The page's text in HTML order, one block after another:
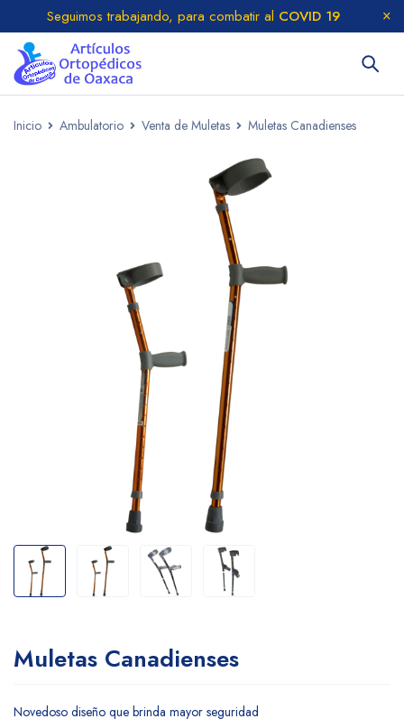
Seguimos trabajando, para combatir al COVID 19
Inicio Ambulatorio Venta de Muletas Muletas Canadienses
Muletas Canadienses
Novedoso diseño que brinda mayor seguridad